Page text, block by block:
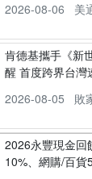
2026-08-06
美
肯德基攜手《新
醒 首度跨界台灣
2026-08-05
敗
2026永豐現金回
10%、網購/百貨